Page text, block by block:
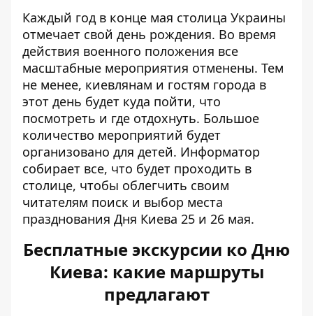
Каждый год в конце мая столица Украины
отмечает свой день рождения. Во время
действия военного положения все
масштабные мероприятия отменены. Тем
не менее, киевлянам и гостям города в
этот день будет куда пойти, что
посмотреть и где отдохнуть. Большое
количество мероприятий будет
организовано для детей. Информатор
собирает все, что будет проходить в
столице, чтобы облегчить своим
читателям поиск и выбор места
празднования Дня Киева 25 и 26 мая.
Бесплатные экскурсии ко Дню
Киева: какие маршруты
предлагают